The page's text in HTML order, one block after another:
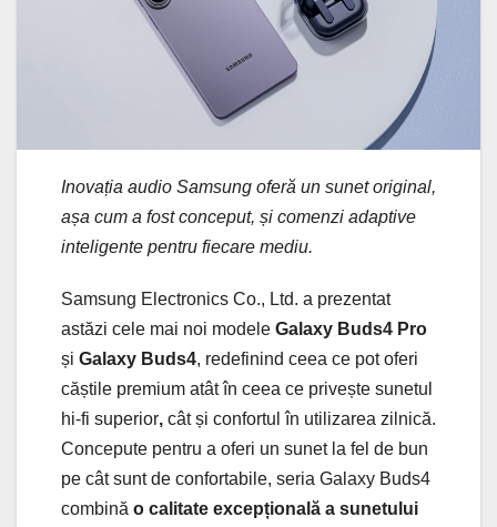
Inovația audio Samsung oferă un sunet original,
așa cum a fost conceput, și comenzi adaptive
inteligente pentru fiecare mediu.
Samsung Electronics Co., Ltd. a prezentat
astăzi cele mai noi modele Galaxy Buds4 Pro
și Galaxy Buds4, redefinind ceea ce pot oferi
căștile premium atât în ceea ce privește sunetul
hi-fi superior, cât și confortul în utilizarea zilnică.
Concepute pentru a oferi un sunet la fel de bun
pe cât sunt de confortabile, seria Galaxy Buds4
combină o calitate excepțională a sunetului